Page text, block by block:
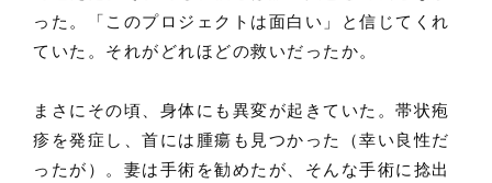
った。「このプロジェクトは面白い」と信じてくれ
ていた。それがどれほどの救いだったか。
まさにその頃、身体にも異変が起きていた。帯状疱
疹を発症し、首には腫瘍も見つかった（幸い良性だ
ったが）。妻は手術を勧めたが、そんな手術に捻出